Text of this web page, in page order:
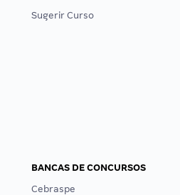
Sugerir Curso
BANCAS DE CONCURSOS
Cebraspe